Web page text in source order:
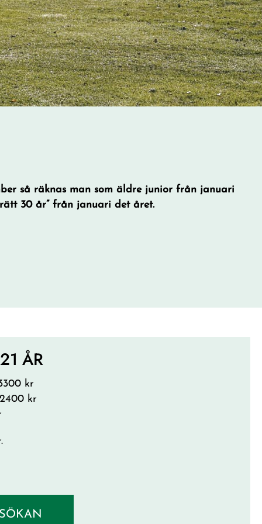
så räknas man som äldre junior från januari
30 år” från januari det året.
ÅR
kr
kr